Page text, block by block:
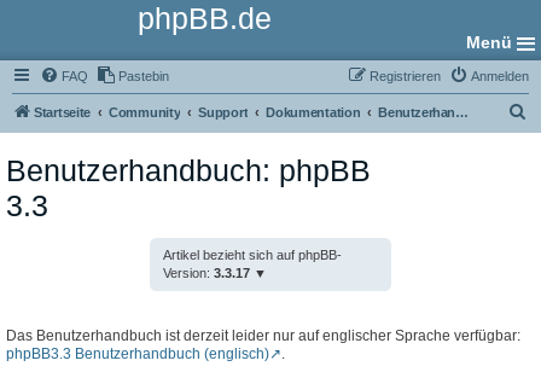
phpBB.de
Menü
FAQ Pastebin Anmelden
Registrieren
Startseite Community Support Dokumentation Benutzerhandbuch
Benutzerhandbuch: phpBB
3.3
Artikel bezieht sich auf phpBB-
Version: 3.3.17
Das Benutzerhandbuch ist derzeit leider nur auf englischer Sprache verfügbar:
phpBB3.3 Benutzerhandbuch (englisch)